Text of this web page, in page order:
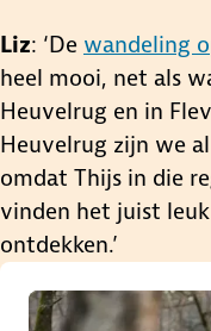
Liz: ‘De wandeling
heel mooi, net als
Heuvelrug en in
Heuvelrug zijn we
omdat Thijs in die
vinden het juist
ontdekken.’